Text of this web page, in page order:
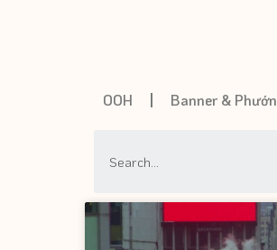
OOH Banner & Phướn